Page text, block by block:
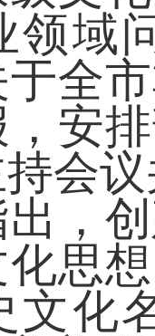
领域
全
安
会
创
思
文化